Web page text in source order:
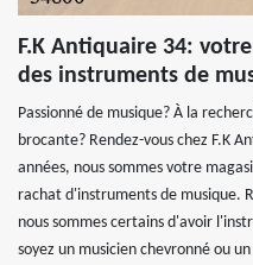
F.K Antiquaire 34:
des instruments de
Passionné de musique? À la
brocante? Rendez-vous chez F.K
années, nous sommes votre
rachat d'instruments de musique.
nous sommes certains d'avoir
soyez un musicien chevronné ou